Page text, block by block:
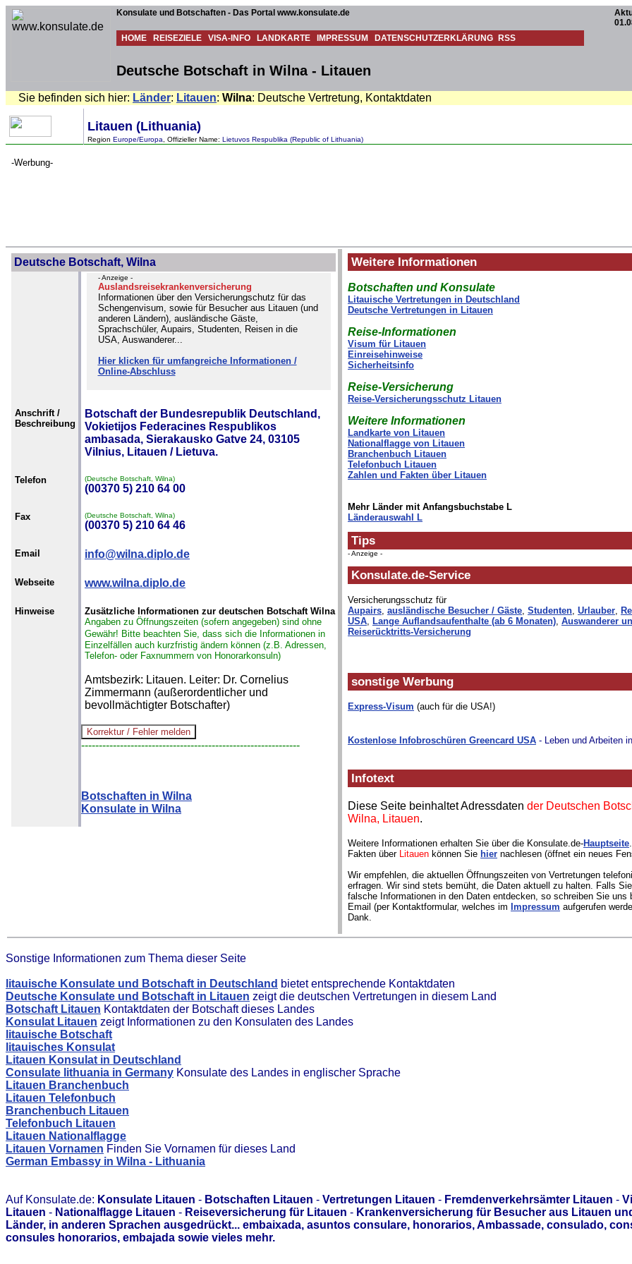
Konsulate und Botschaften - Das Portal www.konsulate.de
HOME REISEZIELE VISA-INFO LANDKARTE IMPRESSUM DATENSCHUTZERKLÄRUNG RSS
Deutsche Botschaft in Wilna - Litauen
Sie befinden sich hier: Länder: Litauen: Wilna: Deutsche Vertretung, Kontaktdaten
Litauen (Lithuania)
Region Europe/Europa , Offizieller Name: Lietuvos Respublika (Republic of Lithuania)
-Werbung-
Deutsche Botschaft, Wilna
- Anzeige -
Auslandsreisekrankenversicherung
Informationen über den Versicherungschutz für das
Schengenvisum, sowie für Besucher aus Litauen (und
anderen Ländern), ausländische Gäste,
Sprachschüler, Aupairs, Studenten, Reisen in die
USA, Auswanderer...
Hier klicken für umfangreiche Informationen /
Online-Abschluss
Anschrift /
Beschreibung
Botschaft der Bundesrepublik Deutschland,
Vokietijos Federacines Respublikos
ambasada, Sierakausko Gatve 24, 03105
Vilnius, Litauen / Lietuva.
Telefon (Deutsche Botschaft, Wilna)
(00370 5) 210 64 00
Fax (Deutsche Botschaft, Wilna)
(00370 5) 210 64 46
Email info@wilna.diplo.de
Webseite www.wilna.diplo.de
Hinweise
Zusätzliche Informationen zur deutschen Botschaft Wilna
Angaben zu Öffnungszeiten (sofern angegeben) sind ohne
Gewähr! Bitte beachten Sie, dass sich die Informationen in
Einzelfällen auch kurzfristig ändern können (z.B. Adressen,
Telefon- oder Faxnummern von Honorarkonsuln)
Amtsbezirk: Litauen. Leiter: Dr. Cornelius
Zimmermann (außerordentlicher und
bevollmächtigter Botschafter)
--------------------------------------------------------------
Botschaften in Wilna
Konsulate in Wilna
Weitere Informationen
Botschaften und Konsulate
Litauische Vertretungen in Deutschland
Deutsche Vertretungen in Litauen
Reise-Informationen
Visum für Litauen
Einreisehinweise
Sicherheitsinfo
Reise-Versicherung
Reise-Versicherungsschutz Litauen
Weitere Informationen
Landkarte von Litauen
Nationalflagge von Litauen
Branchenbuch Litauen
Telefonbuch Litauen
Zahlen und Fakten über Litauen
Mehr Länder mit Anfangsbuchstabe L
Länderauswahl L
Tips
- Anzeige -
Konsulate.de-Service
Versicherungsschutz für
Aupairs, ausländische Besucher / Gäste, Studenten, Urlauber,
USA, Lange Auflandsaufenthalte (ab 6 Monaten), Auswanderer
Reiserücktritts-Versicherung
sonstige Werbung
Express-Visum (auch für die USA!)
Kostenlose Infobroschüren Greencard USA - Leben und Arbeiten
Infotext
Diese Seite beinhaltet Adressdaten der Deutschen
Wilna, Litauen.
Weitere Informationen erhalten Sie über die Konsulate.de-Hauptseite
Fakten über Litauen können Sie hier nachlesen (öffnet ein neues
Wir empfehlen, die aktuellen Öffnungszeiten von Vertretungen
erfragen. Wir sind stets bemüht, die Daten aktuell zu halten. Falls
falsche Informationen in den Daten entdecken, so schreiben Sie uns
Email (per Kontaktformular, welches im Impressum aufgerufen
Dank.
Sonstige Informationen zum Thema dieser Seite
litauische Konsulate und Botschaft in Deutschland bietet entsprechende Kontaktdaten
Deutsche Konsulate und Botschaft in Litauen zeigt die deutschen Vertretungen in diesem Land
Botschaft Litauen Kontaktdaten der Botschaft dieses Landes
Konsulat Litauen zeigt Informationen zu den Konsulaten des Landes
litauische Botschaft
litauisches Konsulat
Litauen Konsulat in Deutschland
Consulate lithuania in Germany Konsulate des Landes in englischer Sprache
Litauen Branchenbuch
Litauen Telefonbuch
Branchenbuch Litauen
Telefonbuch Litauen
Litauen Nationalflagge
Litauen Vornamen Finden Sie Vornamen für dieses Land
German Embassy in Wilna - Lithuania
Auf Konsulate.de: Konsulate Litauen - Botschaften Litauen - Vertretungen Litauen - Fremdenverkehrsämter Litauen -
Litauen - Nationalflagge Litauen - Reiseversicherung für Litauen - Krankenversicherung für Besucher aus Litauen
Länder, in anderen Sprachen ausgedrückt... embaixada, asuntos consulare, honorarios, Ambassade, consulado,
consules honorarios, embajada sowie vieles mehr.